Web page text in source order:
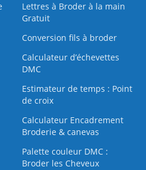
Lettres à Broder à la main
Gratuit
Conversion fils à broder
Calculateur d’échevettes
DMC
Estimateur de temps : Point
de croix
Calculateur Encadrement
Broderie & canevas
Palette couleur DMC :
Broder les Cheveux